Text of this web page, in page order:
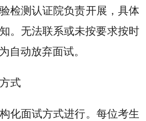
检测认证院负责开展，具体
。无法联系或未按要求按时
自动放弃面试。
方式
化面试方式进行。每位考生